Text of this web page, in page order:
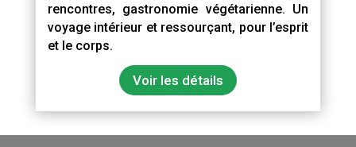
rencontres, gastronomie végétarienne. Un
voyage intérieur et ressourçant, pour l’esprit
et le corps.
Voir les détails